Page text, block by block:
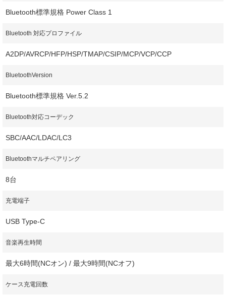
Bluetooth標準規格 Power Class 1
Bluetooth 対応プロファイル
A2DP/AVRCP/HFP/HSP/TMAP/CSIP/MCP/VCP/CCP
BluetoothVersion
Bluetooth標準規格 Ver.5.2
Bluetooth対応コーデック
SBC/AAC/LDAC/LC3
Bluetoothマルチペアリング
8台
充電端子
USB Type-C
音楽再生時間
最大6時間(NCオン) / 最大9時間(NCオフ)
ケース充電回数